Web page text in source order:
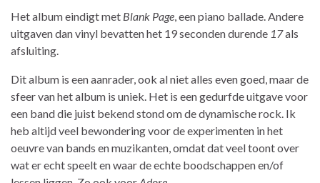
Het album eindigt met Blank Page, een piano ballade. Andere
uitgaven dan vinyl bevatten het 19 seconden durende 17als
afsluiting.
Dit album is een aanrader, ook al niet alles even goed, maar de
sfeer van het album is uniek. Het is een gedurfde uitgave voor
een band die juist bekend stond om de dynamische rock. Ik
heb altijd veel bewondering voor de experimenten in het
oeuvre van bands en muzikanten, omdat dat veel toont over
wat er echt speelt en waar de echte boodschappen en/of